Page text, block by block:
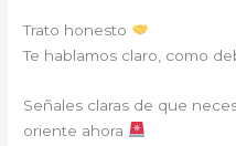
Trato honesto
Te hablamos claro, como
Señales claras de que
oriente ahora